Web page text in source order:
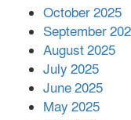
October 2025
September
August 2025
July 2025
June 2025
May 2025